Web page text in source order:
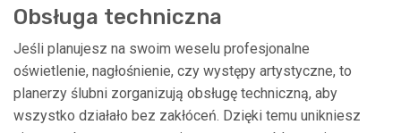
Obsługa techniczna
Jeśli planujesz na swoim weselu profesjonalne
oświetlenie, nagłośnienie, czy występy artystyczne, to
planerzy ślubni zorganizują obsługę techniczną, aby
wszystko działało bez zakłóceń. Dzięki temu unikniesz